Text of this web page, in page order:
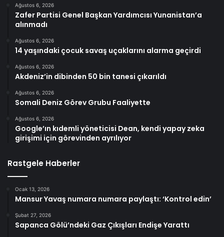
Ağustos 6, 2026
Zafer Partisi Genel Başkan Yardımcısı Yunanistan’a
alınmadı
Ağustos 6, 2026
14 yaşındaki çocuk savaş uçaklarını alarma geçirdi
Ağustos 6, 2026
Akdeniz’in dibinden 50 bin tanesi çıkarıldı
Ağustos 6, 2026
Somali Deniz Görev Grubu Faaliyette
Ağustos 6, 2026
Google’ın kıdemli yöneticisi Dean, kendi yapay zeka
girişimi için görevinden ayrılıyor
Rastgele Haberler
Ocak 13, 2026
Mansur Yavaş numara numara paylaştı: ‘Kontrol edin’
Şubat 27, 2026
Sapanca Gölü’ndeki Gaz Çıkışları Endişe Yarattı